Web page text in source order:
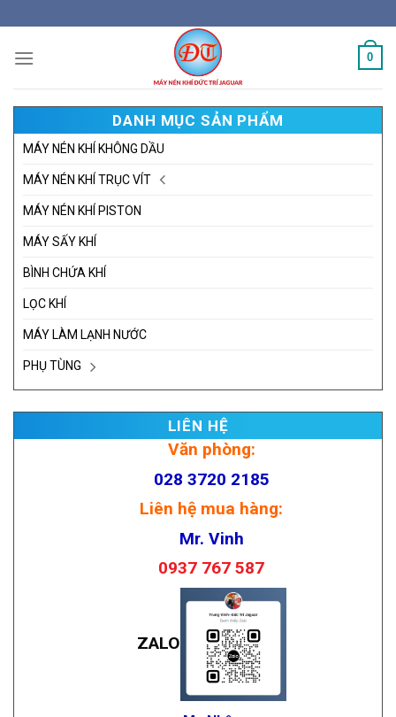
to
content
0
DANH MỤC SẢN PHẨM
MÁY NÉN KHÍ KHÔNG DẦU
MÁY NÉN KHÍ TRỤC VÍT
MÁY NÉN KHÍ PISTON
MÁY SẤY KHÍ
BÌNH CHỨA KHÍ
LỌC KHÍ
MÁY LÀM LẠNH NƯỚC
PHỤ TÙNG
LIÊN HỆ
Văn phòng:
028 3720 2185
Liên hệ mua hàng:
Mr. Vinh
0937 767 587
ZALO